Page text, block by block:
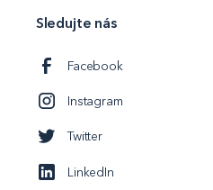
Sledujte nás
Facebook
Instagram
Twitter
LinkedIn